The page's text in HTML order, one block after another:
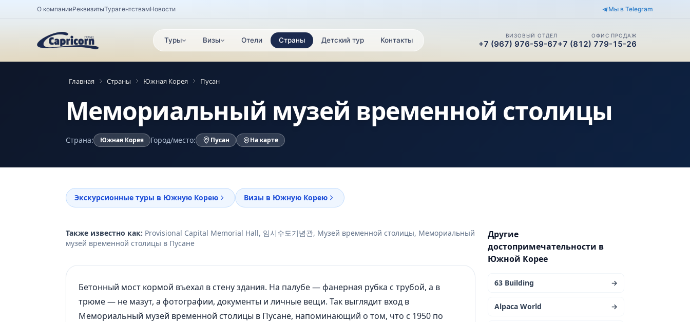
О компанииРеквизитыТурагентствамНовости Мы в Telegram
Туры Визы Отели Страны Детский тур Контакты
ВИЗОВЫЙ ОТДЕЛ
+7 (967) 976-59-67
ОФИС ПРОДАЖ
+7 (812) 779-15-26
Главная Страны Южная Корея Пусан
Мемориальный музей временной столицы
Страна: Южная Корея Город/место: Пусан На карте
Экскурсионные туры в Южную Корею Визы в Южную Корею
Также известно как: Provisional Capital Memorial Hall, 임시수도기념관, Музей временной столицы, Мемориальный
музей временной столицы в Пусане
Бетонный мост кормой въехал в стену здания. На палубе — фанерная рубка с трубой, а в
трюме — не мазут, а фотографии, документы и личные вещи. Так выглядит вход в
Мемориальный музей временной столицы в Пусане, напоминающий о том, что с 1950 по
Другие
достопримечательности в
Южной Корее
63 Building →
Alpaca World →